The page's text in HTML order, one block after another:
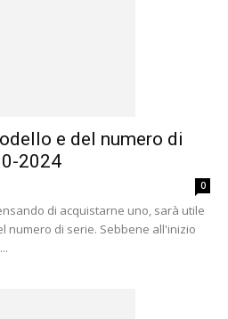
e del numero di
2024
0
di acquistarne uno, sarà utile
numero di serie. Sebbene all'inizio